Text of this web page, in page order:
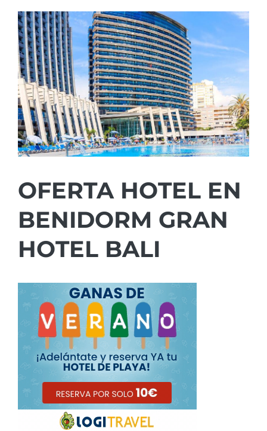
OFERTA HOTEL EN
BENIDORM GRAN
HOTEL BALI